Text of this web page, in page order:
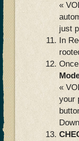
«
just
In
«
your